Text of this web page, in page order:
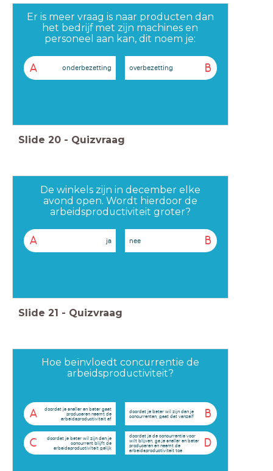
Er is meer vraag is naar producten dan
het bedrijf met zijn machines en
personeel aan kan, dit noem je:
A onderbezetting B
overbezetting
Slide 20 - Quizvraag
De winkels zijn in december elke
avond open. Wordt hierdoor de
arbeidsproductiviteit groter?
A ja B
nee
Slide 21 - Quizvraag
Hoe beïnvloedt concurrentie de
arbeidsproductiviteit?
A
doordat je sneller en beter gaat
produceren neemt de
arbeidsproductiviteit af
B
doordat je beter wil zijn dan je
concurrenten, gaat dat vanzelf
C
doordat je beter wil zijn dan je
concurrent blijft de
arbeidsproductiviteit gelijk
D
doordat je de concurrentie voor
wilt blijven, ga je sneller en beter
produceren en neemt de
arbeidsproductiviteit toe